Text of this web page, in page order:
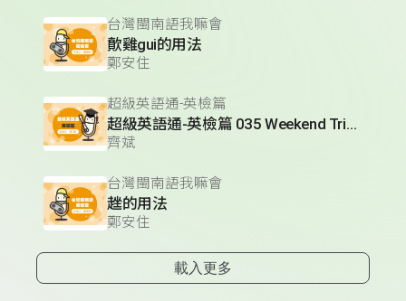
台灣閩南語我嘛會
歕雞gui的用法
鄭安住
超級英語通-英檢篇
超級英語通-英檢篇 035 Weekend Trip- 週末旅遊
齊斌
台灣閩南語我嘛會
趖的用法
鄭安住
載入更多